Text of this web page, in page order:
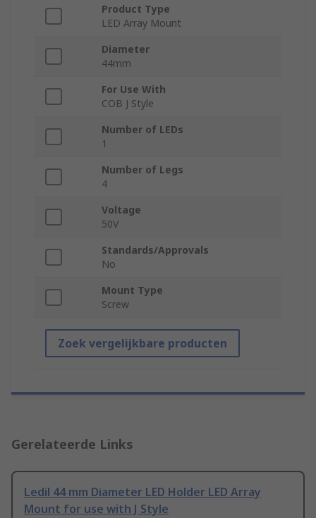
Product Type
LED Array Mount
Diameter
44mm
For Use With
COB J Style
Number of LEDs
1
Number of Legs
4
Voltage
50V
Standards/Approvals
No
Mount Type
Screw
Zoek vergelijkbare producten
Gerelateerde Links
Ledil 44 mm Diameter LED Holder LED Array
Mount for use with J Style